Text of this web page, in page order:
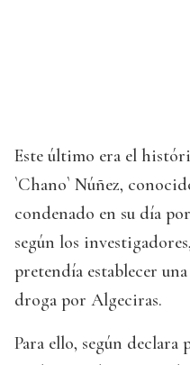
Este último era el
`Chano` Núñez,
condenado en su día
según los
pretendía establecer
droga por Algeciras.
Para ello, según declara